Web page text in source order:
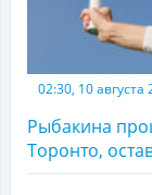
02:30, 10 августа
Рыбакина
Торонто,